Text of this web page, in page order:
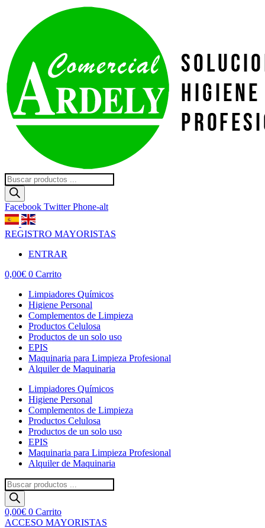
contenido
Búsqueda
de
productos
Facebook Twitter Phone-alt
REGISTRO MAYORISTAS
ENTRAR
0,00€ 0 Carrito
Limpiadores Químicos
Higiene Personal
Complementos de Limpieza
Productos Celulosa
Productos de un solo uso
EPIS
Maquinaria para Limpieza Profesional
Alquiler de Maquinaria
Limpiadores Químicos
Higiene Personal
Complementos de Limpieza
Productos Celulosa
Productos de un solo uso
EPIS
Maquinaria para Limpieza Profesional
Alquiler de Maquinaria
Búsqueda
de
productos
0,00€ 0 Carrito
ACCESO MAYORISTAS